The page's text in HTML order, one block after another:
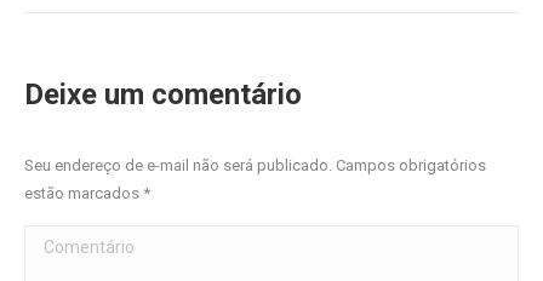
Deixe um comentário
Seu endereço de e-mail não será publicado. Campos obrigatórios
estão marcados *
Comentário